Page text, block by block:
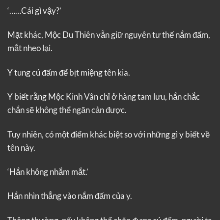
‘……Cái gì vậy?’
Mặt khác, Mộc Du Thiên vẫn giữ nguyên tư thế nắm đấm,
mắt nheo lại.
Y tung cú đấm để bịt miệng tên kia.
Y biết rằng Mộc Kinh Vân chỉ ở hàng tam lưu, hắn chắc
chắn sẽ không thể ngăn cản được.
Tuy nhiên, có một điểm khác biệt so với những gì y biết về
tên này.
‘Hắn không nhắm mắt.’
Hắn nhìn thẳng vào nắm đấm của y.